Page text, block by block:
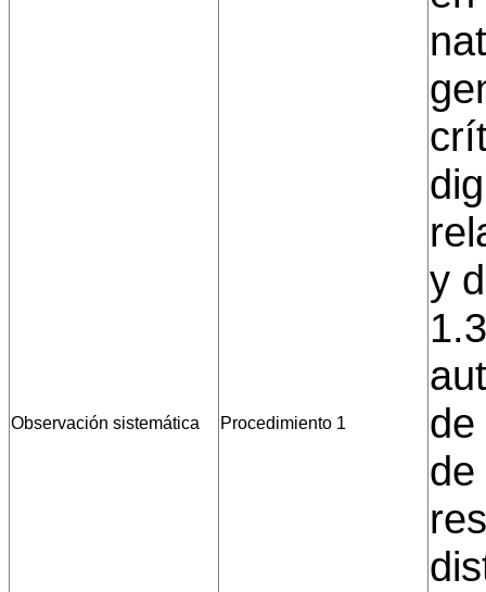
Observación sistemática Procedimiento 1
y
de
de